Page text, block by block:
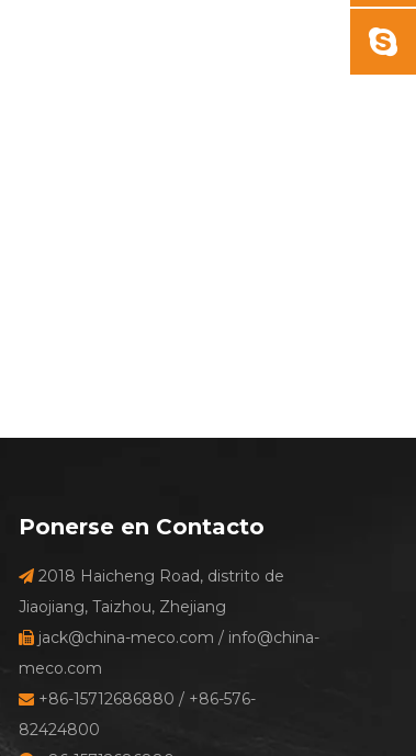
Ponerse en Contacto
 2018 Haicheng Road, distrito de
Jiaojiang, Taizhou, Zhejiang
 jack@china-meco.com / info@china-
meco.com
 +86-15712686880 / +86-576-
82424800